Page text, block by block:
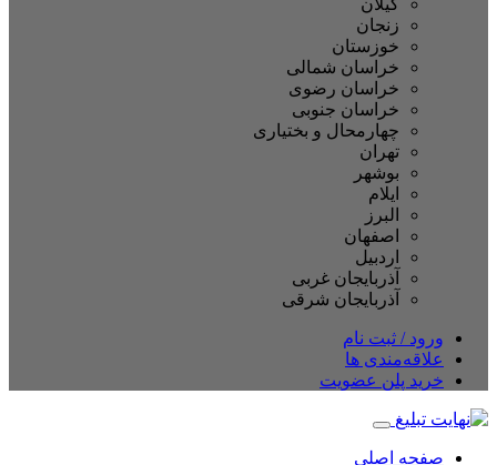
خوزستان
خراسان شمالی
خراسان رضوی
خراسان جنوبی
چهارمحال و بختیاری
اصفهان
آذربایجان غربی
آذربایجان شرقی
/ ثبت نام
ها
پلن عضویت
اصلی